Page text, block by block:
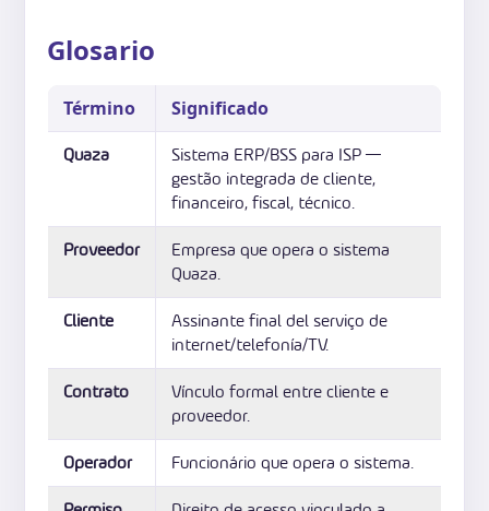
Glosario
Término Significado
Quaza
Sistema ERP/BSS para ISP —
gestão integrada de cliente,
financeiro, fiscal, técnico.
Proveedor
Empresa que opera o sistema
Quaza.
Cliente
Assinante final del serviço de
internet/telefonía/TV.
Contrato
Vínculo formal entre cliente e
proveedor.
Operador Funcionário que opera o sistema.